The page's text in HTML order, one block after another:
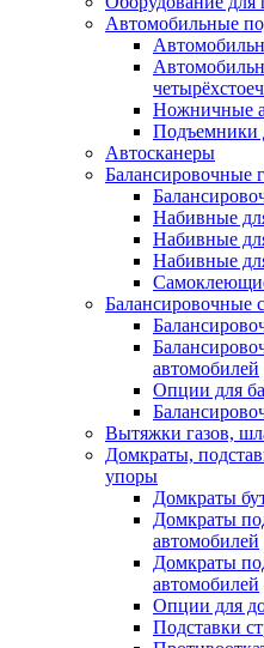
Автомобильные
Ножничные
Подъемники
Автосканеры
Балансировочные
Набивные
Набивные
Набивные
Балансировочные
автомобилей
Опции для
Вытяжки газов,
Домкраты,
упоры
Домкраты
Домкраты
автомобилей
Домкраты
автомобилей
Опции для
Подставки